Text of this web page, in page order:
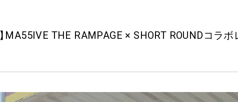
】MA55IVE THE RAMPAGE × SHORT ROUNDコラ